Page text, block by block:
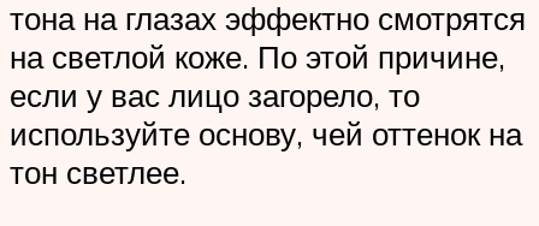
тона на глазах эффектно смотрятся
на светлой коже. По этой причине,
если у вас лицо загорело, то
используйте основу, чей оттенок на
тон светлее.